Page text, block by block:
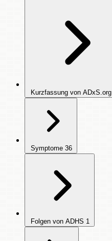
Kurzfassung von ADxS.org
Symptome 36
Folgen von ADHS 1